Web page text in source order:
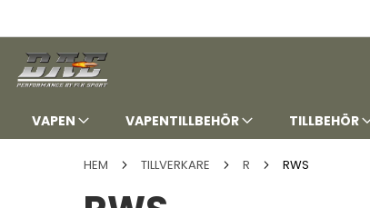
TILL
INNEHÅLLET
VAPEN VAPENTILLBEHÖR TILLBEHÖR
HEM TILLVERKARE R RWS